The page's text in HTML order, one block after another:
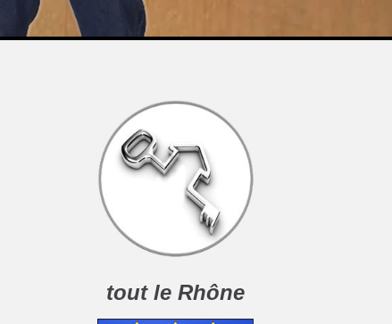
tout le Rhône